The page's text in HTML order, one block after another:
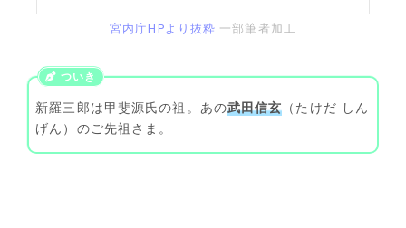
宮内庁HPより抜粋 一部筆者加工
新羅三郎は甲斐源氏の祖。あの武田信玄 （たけだ しん
げん）のご先祖さま。